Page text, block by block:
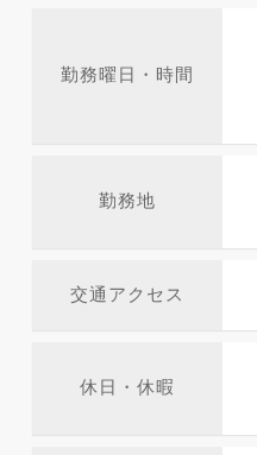
勤務曜日・時間
勤務地
交通アクセス
休日・休暇